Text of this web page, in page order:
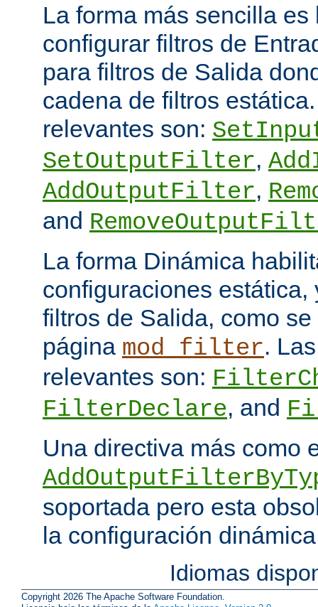
La forma más sencilla
configurar filtros de
para filtros de Salida
cadena de filtros
relevantes son:
SetOutputFilter,
AddOutputFilter,
and
La forma Dinámica
configuraciones
filtros de Salida, como
página mod_filter.
relevantes son:
FilterDeclare, and
Una directiva más como
soportada pero esta
la configuración
Idiomas
Copyright 2026 The Apache Software Foundation.